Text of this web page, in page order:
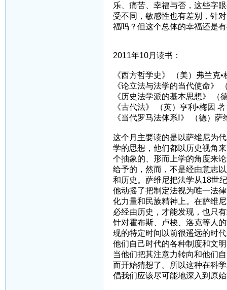
乐、痛苦、幸福与否，这些字
受不同，敏感性也有差别，针
福吗？但这个总体的幸福还是
2011年10月读书：
《西方哲学史》 （美）弗兰克•
《论立法与法学的当代使命》
《历史法学派的基本思想》 （
《古代法》 （英）亨利•梅因 著
《当代罗马法体系Ⅰ》 （德）萨
这个月主要读的是以萨维尼为
学的思想，他们都以历史视角
个抽象的、形而上学的角度来
给予的，然而，不是经由意志
和历史。萨维尼把法学从18世
他动摇了把制定法视为唯一法
化力量和民族精神上。在萨维
必经由历史，才能发现，也只
针对霍布斯、卢梭、洛克等人
现的特定时间以前很遥远的时
他们自己时代的各种制度和文
当他们把其注意力转向和他们
而开始猜想了。所以这种在科
倡我们应该尽可能地深入到原